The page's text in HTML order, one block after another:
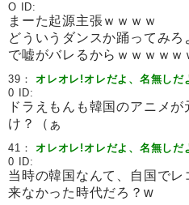
O ID:
まーた起源主張ｗｗｗｗ
どういうダンスか踊ってみ
で嘘がバレるからｗｗｗｗｗ
39：オレオレ!オレだよ、名無しだ
0 ID:
ドラえもんも韓国のアニメ
け？（ぁ
41：オレオレ!オレだよ、名無しだ
0 ID:
当時の韓国なんて、自国で
来なかった時代だろ？w